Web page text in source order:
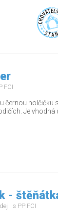
FCI
černou holčičku
Je
-
s PP FCI